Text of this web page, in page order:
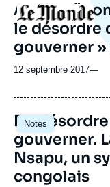
Logo
Au Kasaï
le désordre
gouverner
12 septembre 2017—
Notes
Image
principale
Du
gouverner.
Nsapu, un
congolais